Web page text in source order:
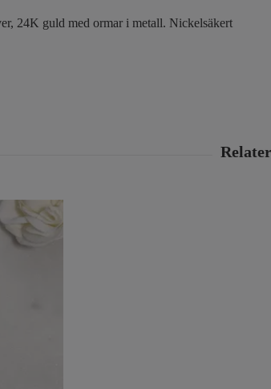
24K guld med ormar i metall. Nickelsäkert